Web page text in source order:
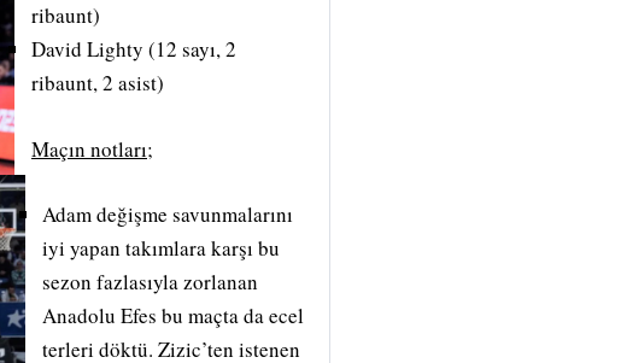
ribaunt)
David Lighty (12 sayı, 2
ribaunt, 2 asist)
Maçın notları;
Adam değişme savunmalarını
iyi yapan takımlara karşı bu
sezon fazlasıyla zorlanan
Anadolu Efes bu maçta da ecel
terleri döktü. Zizic’ten istenen